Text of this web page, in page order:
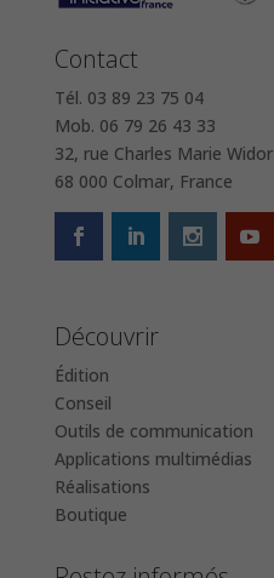
Contact
Tél. 03 89 23 75 04
Mob. 06 79 26 43 33
32, rue Charles Marie Widor
68 000 Colmar, France
Découvrir
Édition
Conseil
Outils de communication
Applications multimédias
Réalisations
Boutique